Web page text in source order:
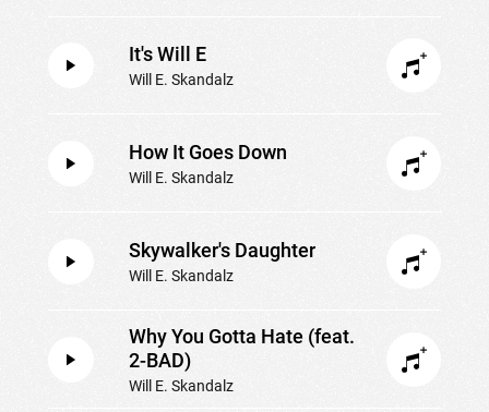
It's Will E
Will E. Skandalz
How It Goes Down
Will E. Skandalz
Skywalker's Daughter
Will E. Skandalz
Why You Gotta Hate (feat.
2-BAD)
Will E. Skandalz